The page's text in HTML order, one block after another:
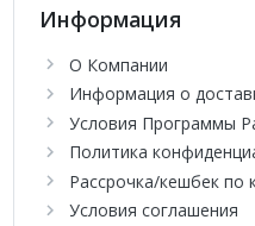
Информация
О Компании
Информация о
Условия Программы
Политика
Рассрочка/кешбек по
Условия соглашения